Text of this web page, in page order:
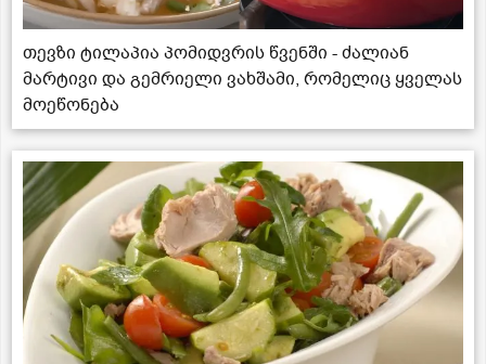
თევზი ტილაპია პომიდვრის წვენში - ძალიან
მარტივი და გემრიელი ვახშამი, რომელიც ყველას
მოეწონება